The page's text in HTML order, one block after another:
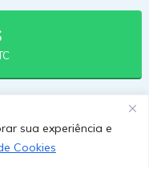
sua experiência e
Cookies